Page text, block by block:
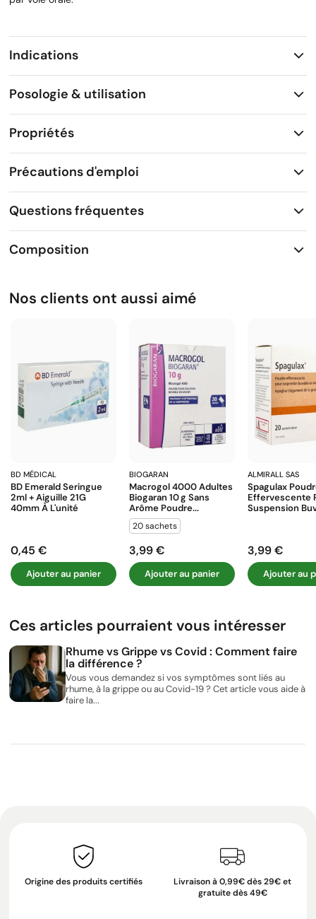
Indications
Posologie & utilisation
Propriétés
Précautions d'emploi
Questions fréquentes
Composition
Nos clients ont aussi aimé
BD MÉDICAL
BD Emerald Seringue
2ml + Aiguille 21G
40mm À L'unité
Prix
0,45 €
Ajouter au panier
BIOGARAN
Macrogol 4000 Adultes
Biogaran 10 G Sans
Arôme Poudre...
20 sachets
Prix
3,99 €
Ajouter au panier
ALMIRALL SAS
Spagulax
Effervescente
Suspension
Prix
3,99 €
Ajouter au
Ces articles pourraient vous intéresser
Rhume vs Grippe vs Covid : Comment faire
la différence ?
Vous vous demandez si vos symptômes sont liés au
rhume, à la grippe ou au Covid-19 ? Cet article vous aide à
faire la...
Origine des produits certifiés
Livraison à 0,99€ dès 29€ et
gratuite dès 49€